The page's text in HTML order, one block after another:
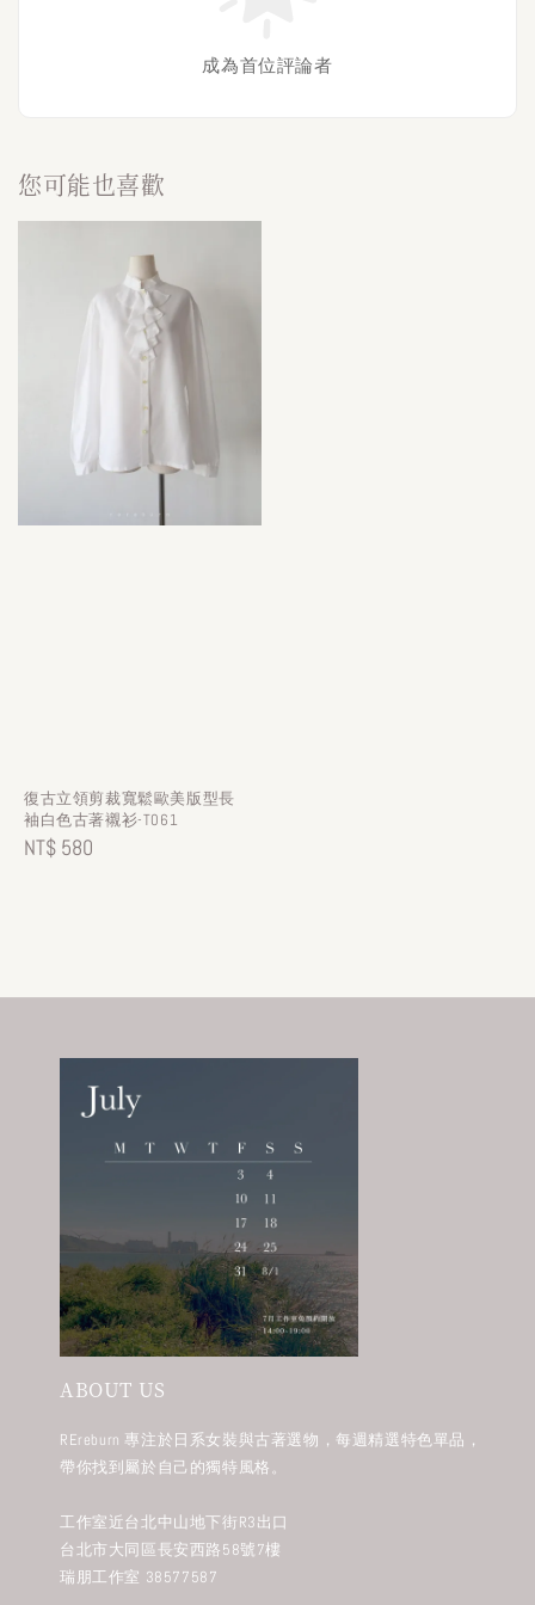
成為首位評論者
您可能也喜歡
復古立領剪裁寬鬆歐美版型長
袖白色古著襯衫-T061
Regular
NT$ 580
ABOUT US
REreburn 專注於日系女裝與古著選物，每週精選特色單品，
帶你找到屬於自己的獨特風格。
工作室近台北中山地下街R3出口
台北市大同區長安西路58號7樓
瑞朋工作室 38577587